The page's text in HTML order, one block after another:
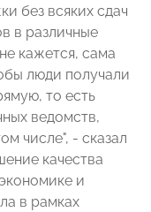
без всяких сдач
в различные
кажется, сама
люди получали
то есть
ведомств,
числе", - сказал
качества
и
в рамках